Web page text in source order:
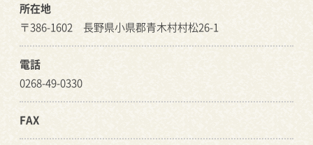
所在地
〒386-1602 長野県小県郡青木村村松26-1
電話
0268-49-0330
FAX